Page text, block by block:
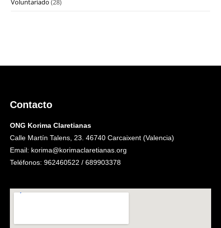
Voluntariado (28)
Contacto
ONG Korima Claretianas
Calle Martín Talens, 23. 46740 Carcaixent (Valencia)
Email: korima@korimaclaretianas.org
Teléfonos: 962460522 / 689903378